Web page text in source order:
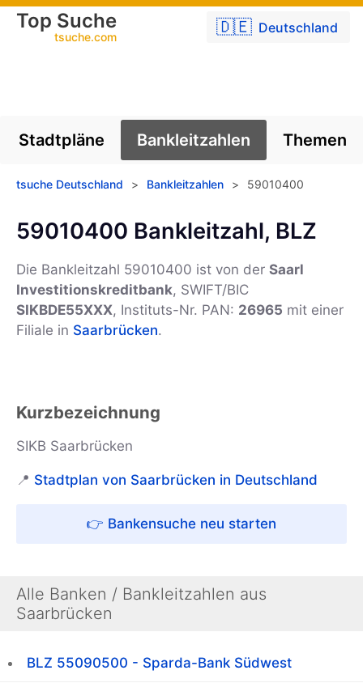
🇩🇪 Deutschland
Top Suche
tsuche.com
Stadtpläne Bankleitzahlen Themen
tsuche Deutschland > Bankleitzahlen > 59010400
59010400 Bankleitzahl, BLZ
Die Bankleitzahl 59010400 ist von der Saarl
Investitionskreditbank, SWIFT/BIC
SIKBDE55XXX, Instituts-Nr. PAN: 26965 mit einer
Filiale in Saarbrücken.
Kurzbezeichnung
SIKB Saarbrücken
📍 Stadtplan von Saarbrücken in Deutschland
👉 Bankensuche neu starten
Alle Banken / Bankleitzahlen aus
Saarbrücken
BLZ 55090500 - Sparda-Bank Südwest